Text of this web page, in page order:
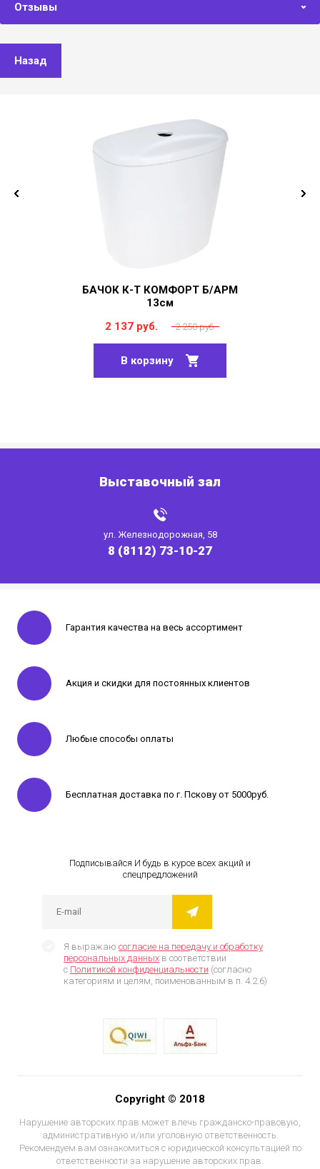
Выставочный зал
ул. Железнодорожная, 58
8 (8112) 73-10-27
БАЧОК К-Т КОМФОРТ Б/АРМ
13см
2 137 руб.
2 250 руб.
В корзину
Гарантия качества на весь ассортимент
Акция и скидки для постоянных клиентов
Любые способы оплаты
Бесплатная доставка по г. Пскову от 5000руб.
Отзывы
Назад
Copyright © 2018
Нарушение авторских прав может влечь гражданско-правовую,
административную и/или уголовную ответственность.
Рекомендуем вам ознакомиться с юридической консультацией по
ответственности за нарушение авторских прав.
Подписывайся И будь в курсе всех акций и
спецпредложений
Я выражаю согласие на передачу и обработку
персональных данных в соответствии
с Политикой конфиденциальности (согласно
категориям и целям, поименованным в п. 4.2.6)